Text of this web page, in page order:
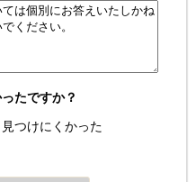
たですか？
つけにくかった